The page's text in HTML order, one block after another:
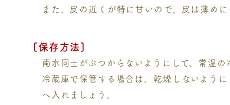
また、皮の近くが特に甘いので、皮は薄めに
[保存方法]
南水同士がぶつからないようにして、常温の
冷蔵庫で保管する場合は、乾燥しないよう
へ入れましょう。